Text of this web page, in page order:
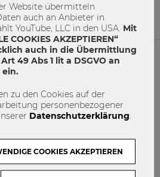
Website übermitteln
auch an Anbieter in
YouTube, LLC in den USA. Mit
COOKIES AKZEPTIEREN“
auch in die Übermittlung
49 Abs 1 lit a DSGVO an
ein.
zu den Cookies auf der
personenbezogener
Datenschutzerklärung
COOKIES AKZEPTIEREN